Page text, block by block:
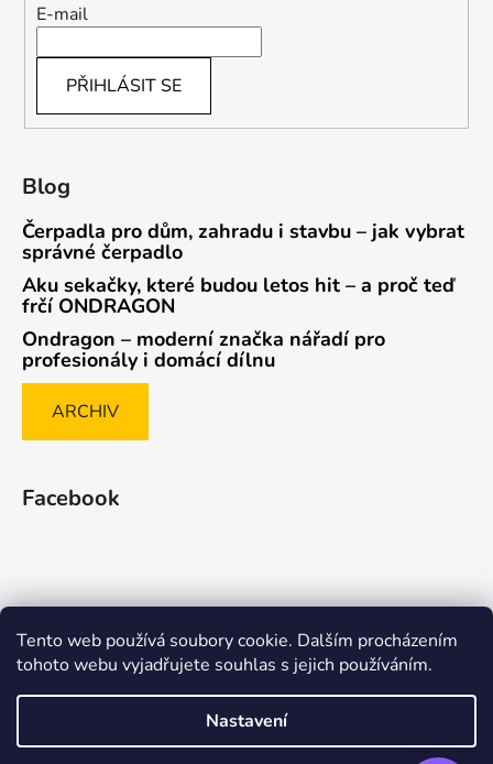
Tento web používá soubory cookie. Dalším procházením
tohoto webu vyjadřujete souhlas s jejich používáním.
Nastavení
E-mail
PŘIHLÁSIT SE
Blog
Čerpadla pro dům, zahradu i stavbu – jak vybrat
správné čerpadlo
Aku sekačky, které budou letos hit – a proč teď
frčí ONDRAGON
Ondragon – moderní značka nářadí pro
profesionály i domácí dílnu
ARCHIV
Facebook
Způsob ověřování recenzí